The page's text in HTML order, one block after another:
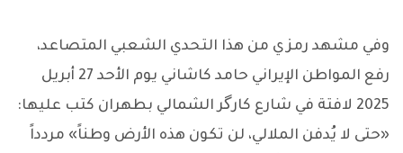
وفي مشهد رمزي من هذا التحدي الشعبي المتصاعد،
رفع المواطن الإيراني حامد كاشاني يوم الأحد 27 أبريل
2025 لافتة في شارع كارگر الشمالي بطهران كتب عليها:
«حتى لا يُدفن الملالي، لن تكون هذه الأرض وطناً» مردداً